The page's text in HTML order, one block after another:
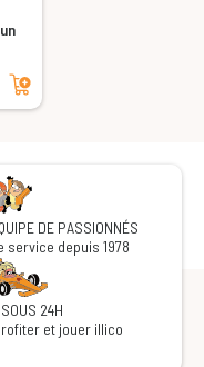
Ajouter au panier
DE PASSIONNÉS
service depuis 1978
24H
et jouer illico